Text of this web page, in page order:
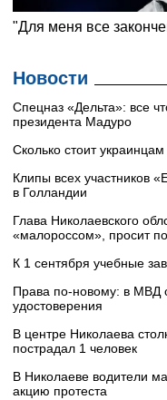
Новости
Cпецназ «Дельта»: все
президента Мадуро
Сколько стоит
Клипы всех участников
в Голландии
Глава Николаевского
«малороссом», просит
К 1 сентября учебные
Права по-новому: в МВД
удостоверения
В центре Николаева
пострадал 1 человек
В Николаеве водители
акцию протеста